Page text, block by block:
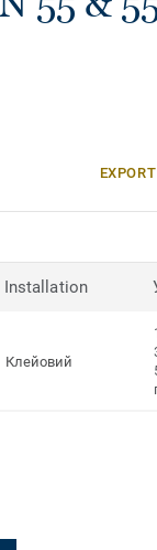
Installation
Клейовий